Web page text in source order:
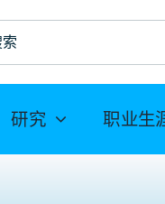
研究 职业生